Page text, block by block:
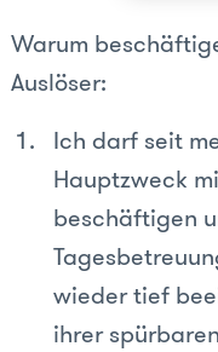
Warum
Auslöser:
Ich darf seit
Hauptzweck
beschäftigen
wieder tief
ihrer